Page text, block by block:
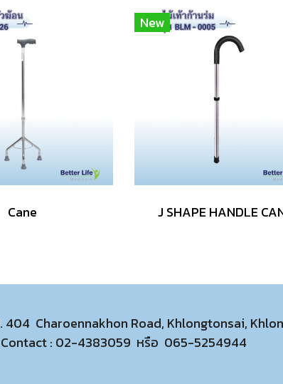
Cane
New
J SHAPE HANDLE
Charoennakhon Road, Khlongtonsai,
Contact : 02-4383059 หรือ 065-5254944